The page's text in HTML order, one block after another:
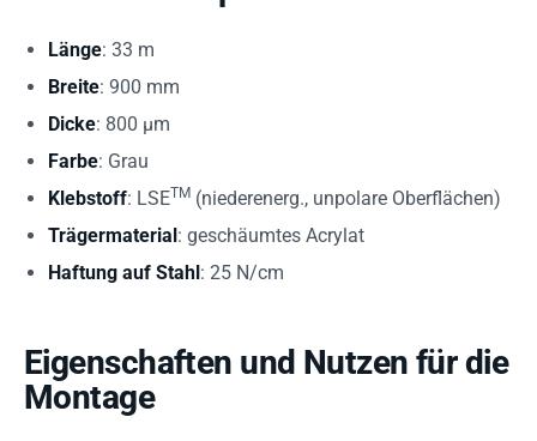
Länge: 33 m
Breite: 900 mm
Dicke: 800 µm
Farbe: Grau
Klebstoff: LSETM (niederenerg., unpolare Oberflächen)
Trägermaterial: geschäumtes Acrylat
Haftung auf Stahl: 25 N/cm
Eigenschaften und Nutzen für die
Montage